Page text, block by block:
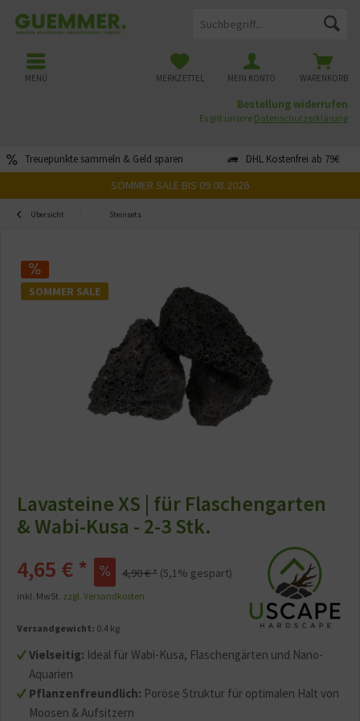
Treuepunkte sammeln & Geld sparen DHL Kostenfrei ab 79€
WARENKORB
MERKZETTEL MEIN KONTO
MENÜ
Bestellung widerrufen
Es gilt unsere Datenschutzerklärung
SOMMER SALE BIS 09.08.2026
Übersicht Steinsets
SOMMER SALE
Lavasteine XS | für Flaschengarten
& Wabi-Kusa - 2-3 Stk.
Vielseitig: Ideal für Wabi-Kusa, Flaschengärten und Nano-
Aquarien
Pflanzenfreundlich: Poröse Struktur für optimalen Halt von
Moosen & Aufsitzern
4,65 € * 4,90 € * (5,1% gespart)
inkl. MwSt. zzgl. Versandkosten
Versandgewicht: 0.4 kg